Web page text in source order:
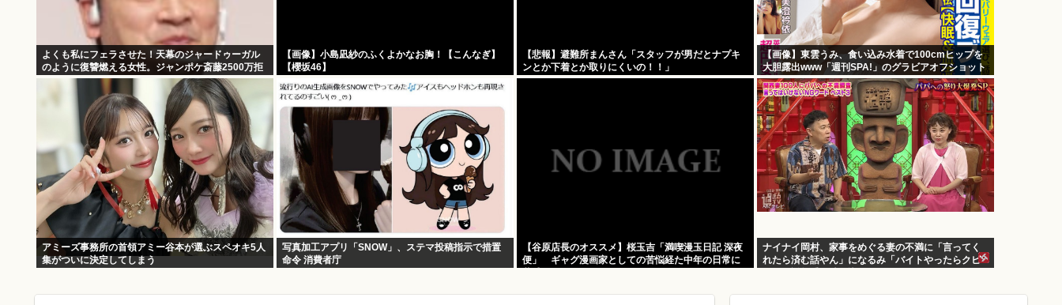
よくも私にフェラさせた！天幕のジャードゥーガル
のように復讐燃える女性。ジャンポケ斎藤2500万拒
否
【画像】小島凪紗のふくよかなお胸！【こんなぎ】
【櫻坂46】
【悲報】避難所まんさん「スタッフが男だとナプキ
ンとか下着とか取りにくいの！！」
【画像】東雲うみ、食い込み水着で100cmヒップを
大胆露出www「週刊SPA!」のグラビアオフショット
が万バズ！！！
アミーズ事務所の首領アミー谷本が選ぶスペオキ5人
集がついに決定してしまう
写真加工アプリ「SNOW」、ステマ投稿指示で措置
命令 消費者庁
【谷原店長のオススメ】桜玉吉「満喫漫玉日記 深夜
便」 ギャグ漫画家としての苦悩経た中年の日常に
ナイナイ岡村、家事をめぐる妻の不満に「言ってく
れたら済む話やん」になるみ「バイトやったらクビ